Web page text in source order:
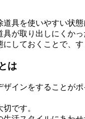
具を使いやすい状態
が取り出しにくか
しておくことで、
は
インをすることがポ
です。